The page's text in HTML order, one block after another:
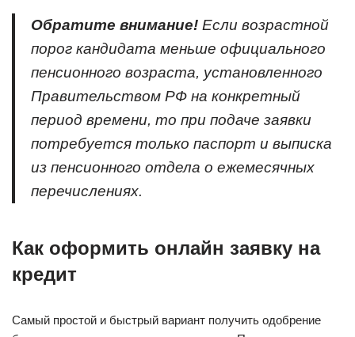
Обратите внимание! Если возрастной
порог кандидата меньше официального
пенсионного возраста, установленного
Правительством РФ на конкретный
период времени, то при подаче заявки
потребуется только паспорт и выписка
из пенсионного отдела о ежемесячных
перечислениях.
Как оформить онлайн заявку на
кредит
Самый простой и быстрый вариант получить одобрение